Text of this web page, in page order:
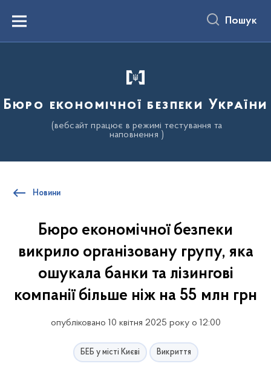
вмістуMenu Пошук
Бюро економічної безпеки України
(вебсайт працює в режимі тестування та
наповнення )
Новини
Бюро економічної безпеки
викрило організовану групу, яка
ошукала банки та лізингові
компанії більше ніж на 55 млн грн
опубліковано 10 квітня 2025 року о 12:00
БЕБ у місті Києві Викриття